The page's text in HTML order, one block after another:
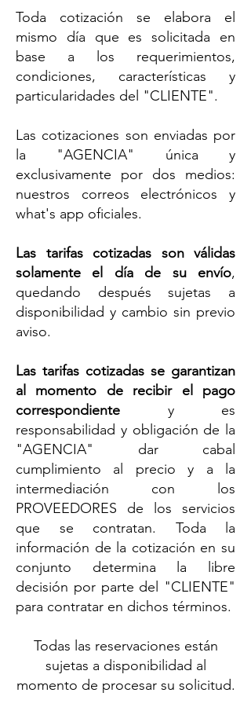
Toda cotización se elabora el
mismo día que es solicitada en
base a los requerimientos,
condiciones, características y
particularidades del "CLIENTE".
Las cotizaciones son enviadas por
la "AGENCIA" única y
exclusivamente por dos medios:
nuestros correos electrónicos y
what's app oficiales.
Las tarifas cotizadas son válidas
solamente el día de su envío,
quedando después sujetas a
disponibilidad y cambio sin previo
aviso.
Las tarifas cotizadas se garantizan
al momento de recibir el pago
correspondiente y es
responsabilidad y obligación de la
"AGENCIA" dar cabal
cumplimiento al precio y a la
intermediación con los
PROVEEDORES de los servicios
que se contratan. Toda la
información de la cotización en su
conjunto determina la libre
decisión por parte del "CLIENTE"
para contratar en dichos términos.
Todas las reservaciones están
sujetas a disponibilidad al
momento de procesar su solicitud.​